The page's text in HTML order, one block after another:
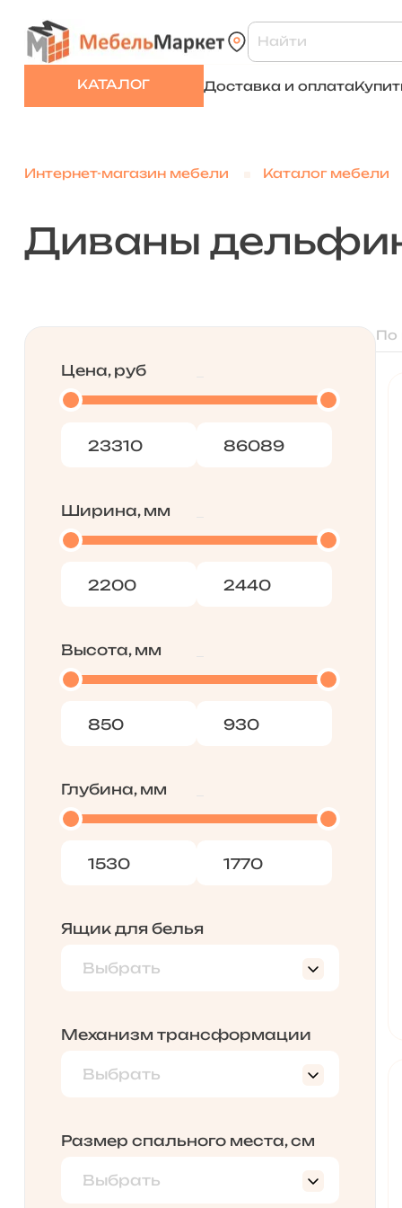
КАТАЛОГ Доставка и оплата
Интернет-магазин мебели Каталог мебели
Диваны
Цена, руб
Ширина, мм
Высота, мм
Глубина, мм
Ящик для белья
Выбрать
Есть
Механизм трансформации
Выбрать
Еврокнижка
Размер спального места, см
Выбрать
По